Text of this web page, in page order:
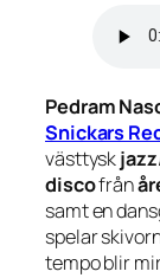
Pedram
Snickars
västtysk
discofrån
samt en
spelar
tempo blir